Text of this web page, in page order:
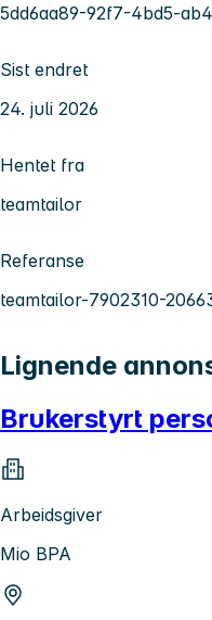
5dd6aa89-92f7-4bd5-
Sist endret
24. juli 2026
Hentet fra
teamtailor
Referanse
teamtailor-7902310-
Lignende
Brukerstyrt
Arbeidsgiver
Mio BPA